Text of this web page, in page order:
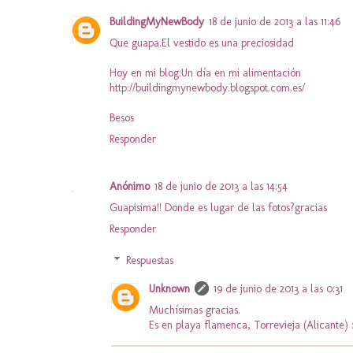
BuildingMyNewBody 18 de junio de 2013 a las 11:46
Que guapa.El vestido es una preciosidad
Hoy en mi blog:Un día en mi alimentación
http://buildingmynewbody.blogspot.com.es/
Besos
Responder
Anónimo 18 de junio de 2013 a las 14:54
Guapisima!! Donde es lugar de las fotos?gracias
Responder
Respuestas
Unknown
19 de junio de 2013 a las 0:31
Muchísimas gracias.
Es en playa flamenca, Torrevieja (Alicante)